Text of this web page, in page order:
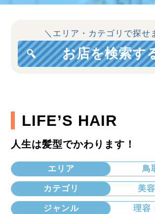
＼エリア・カテゴリで探せ
お店を検索す
LIFE’S HAIR
人生は髪型でかわります！
エリア 鳥
カテゴリ 美
ジャンル 理容